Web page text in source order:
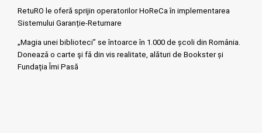
RetuRO le oferă sprijin operatorilor HoReCa în implementarea
Sistemului Garanție-Returnare
„Magia unei biblioteci” se întoarce în 1.000 de școli din România.
Doneazǎ o carte şi fǎ din vis realitate, alături de Bookster și
Fundația Îmi Pasă